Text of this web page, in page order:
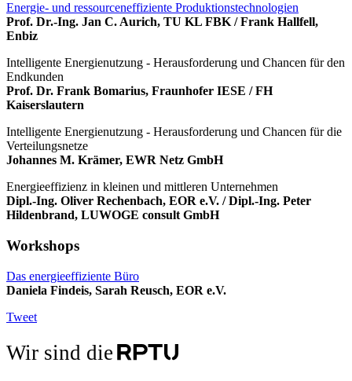
Energie- und ressourceneffiziente Produktionstechnologien
Prof. Dr.-Ing. Jan C. Aurich, TU KL FBK / Frank Hallfell,
Enbiz
Intelligente Energienutzung - Herausforderung und Chancen für den
Endkunden
Prof. Dr. Frank Bomarius, Fraunhofer IESE / FH
Kaiserslautern
Intelligente Energienutzung - Herausforderung und Chancen für die
Verteilungsnetze
Johannes M. Krämer, EWR Netz GmbH
Energieeffizienz in kleinen und mittleren Unternehmen
Dipl.-Ing. Oliver Rechenbach, EOR e.V. / Dipl.-Ing. Peter
Hildenbrand, LUWOGE consult GmbH
Workshops
Das energieeffiziente Büro
Daniela Findeis, Sarah Reusch, EOR e.V.
Tweet
Wir sind die